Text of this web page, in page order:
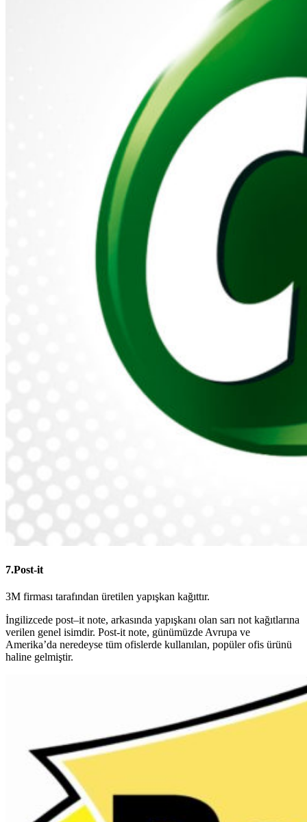
7.Post-it
3M firması tarafından üretilen yapışkan kağıttır.
İngilizcede post–it note, arkasında yapışkanı olan sarı not kağıtlarına
verilen genel isimdir. Post-it note, günümüzde Avrupa ve
Amerika’da neredeyse tüm ofislerde kullanılan, popüler ofis ürünü
haline gelmiştir.